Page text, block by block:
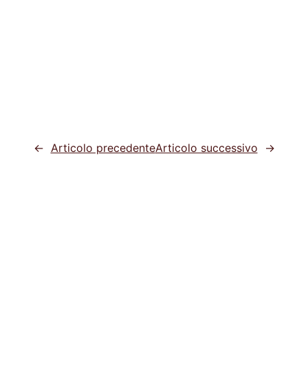
← Articolo precedenteArticolo successivo →